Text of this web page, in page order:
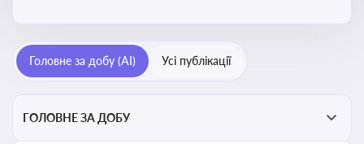
каналах
Головне за добу (AI) Усі публікації
ГОЛОВНЕ ЗА ДОБУ